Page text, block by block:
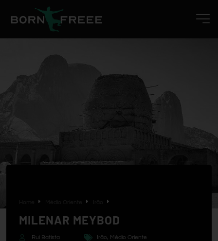
Médio Oriente
MILENAR MEYBOD
Rui Batista Irão, Médio Oriente